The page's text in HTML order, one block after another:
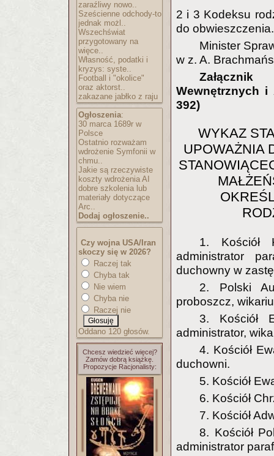
zaraźliwy nowo..
Sześcienne odchody-to
jednak możl..
Wszechświat
przygotowany na
więce..
Własność, podatki i
kryzys: syste..
Football i "okolice"
oraz aktorst..
zakazane jabłko z raju
Ogłoszenia:
30 marca 1689r w
Polsce
Ostatnio rozważam
wdrożenie Symfonii w
chmu..
Jakie są rzeczywiste
koszty wdrożenia AI
dobre szkolenia lub
materiały dotyczące
Arc..
Dodaj ogłoszenie..
Czy wojna USA/Iran
skoczy się w 2026?
Raczej tak
Chyba tak
Nie wiem
Chyba nie
Raczej nie
Oddano 120 głosów.
Chcesz wiedzieć więcej?
Zamów dobrą książkę.
Propozycje Racjonalisty:
2 i 3 Kodeksu
do obwieszczenia.
Minister
w z. A.
Wewnętrznych
392)
WYKAZ
UPOWAŻNIA
1. Kościół
administrator
duchowny w
2. Polski
proboszcz,
3. Kościół
administrator,
4. Kościół
duchowni.
5. Kościół
6. Kościół
7. Kościół
8. Kościół
administrator